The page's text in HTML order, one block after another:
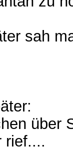
sah
über
rief....